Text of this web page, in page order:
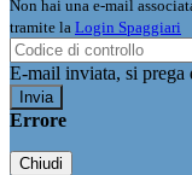
Non hai una e-mail
tramite la Login Spaggiari
E-mail inviata, si prega
Errore
Chiudi